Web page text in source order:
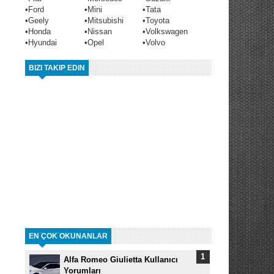
•Ford •Mini •Tata
•Geely •Mitsubishi •Toyota
•Honda •Nissan •Volkswagen
•Hyundai •Opel •Volvo
BIZI TAKIP EDIN
EN ÇOK OKUNANLAR
Alfa Romeo Giulietta Kullanıcı
Yorumları